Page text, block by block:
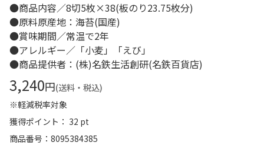
●商品内容／8切5枚×38(板のり23.75枚分)
●原料原産地：海苔(国産)
●賞味期間／常温で2年
●アレルギー／「小麦」「えび」
●商品提供者：(株)名鉄生活創研(名鉄百貨店)
3,240円(送料・税込)
※軽減税率対象
獲得ポイント： 32 pt
商品番号
8095384385